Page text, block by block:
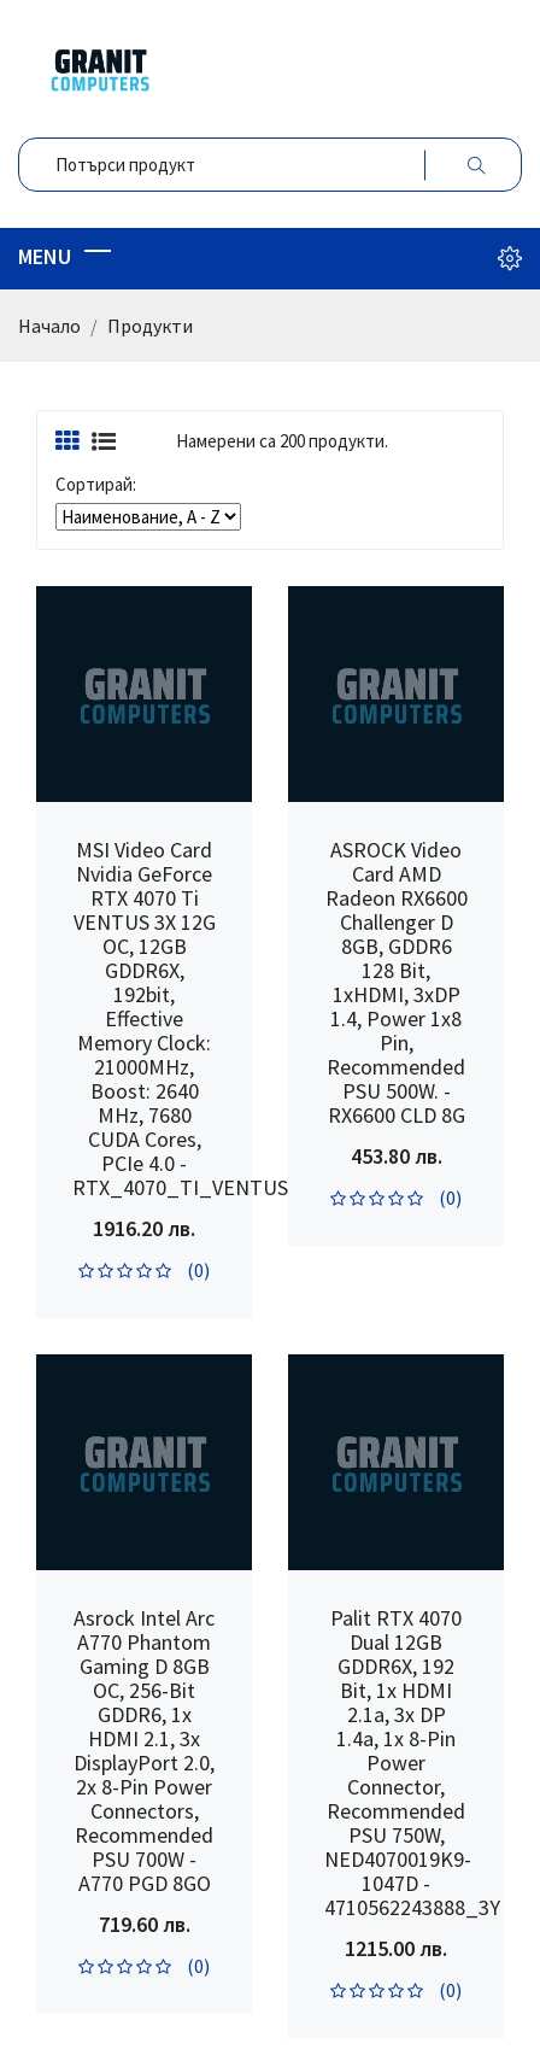
Начало Продукти
Намерени са 200 продукти.
Сортирай:
MSI Video Card
Nvidia GeForce
RTX 4070 Ti
VENTUS 3X 12G
OC, 12GB
GDDR6X,
192bit,
Effective
Memory Clock:
21000MHz,
Boost: 2640
MHz, 7680
CUDA Cores,
PCIe 4.0 -
RTX_4070_TI_VENTUS_3X_12G_OC
1916.20 лв.
(0)
ASROCK Video
Card AMD
Radeon RX6600
Challenger D
8GB, GDDR6
128 Bit,
1xHDMI, 3xDP
1.4, Power 1x8
Pin,
Recommended
PSU 500W. -
RX6600 CLD 8G
453.80 лв.
(0)
Asrock Intel Arc
A770 Phantom
Gaming D 8GB
OC, 256-Bit
GDDR6, 1x
HDMI 2.1, 3x
DisplayPort 2.0,
2x 8-Pin Power
Connectors,
Recommended
PSU 700W -
A770 PGD 8GO
719.60 лв.
(0)
Palit RTX 4070
Dual 12GB
GDDR6X, 192
Bit, 1x HDMI
2.1a, 3x DP
1.4a, 1x 8-Pin
Power
Connector,
Recommended
PSU 750W,
NED4070019K9-
1047D -
4710562243888_3Y
1215.00 лв.
(0)